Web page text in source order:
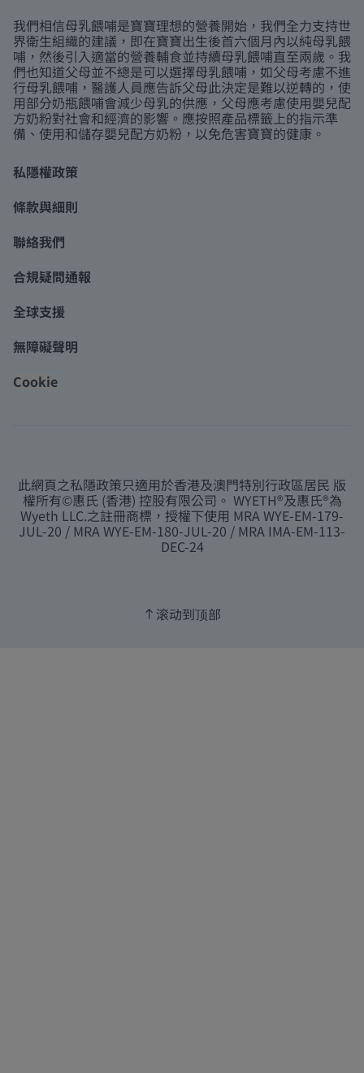
我們相信母乳餵哺是寶寶理想的營養開始，我們全力支持世
界衛生組織的建議，即在寶寶出生後首六個月內以純母乳餵
哺，然後引入適當的營養輔食並持續母乳餵哺直至兩歲。我
們也知道父母並不總是可以選擇母乳餵哺，如父母考慮不進
行母乳餵哺，醫護人員應告訴父母此決定是難以逆轉的，使
用部分奶瓶餵哺會減少母乳的供應，父母應考慮使用嬰兒配
方奶粉對社會和經濟的影響。應按照產品標籤上的指示準
備、使用和儲存嬰兒配方奶粉，以免危害寶寶的健康。
私隱權政策
條款與細則
聯絡我們
合規疑問通報
全球支援
無障礙聲明
Cookie
此網頁之私隱政策只適用於香港及澳門特別行政區居民 版
權所有©惠氏 (香港) 控股有限公司。 WYETH®及惠氏®為
Wyeth LLC.之註冊商標，授權下使用 MRA WYE-EM-179-
JUL-20 / MRA WYE-EM-180-JUL-20 / MRA IMA-EM-113-
DEC-24
滚动到顶部